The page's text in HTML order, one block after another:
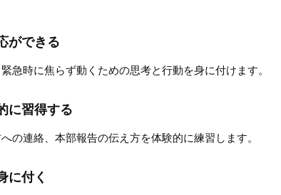
ができる
急時に焦らず動くための思考と行動を身に付けます。
に習得する
の連絡、本部報告の伝え方を体験的に練習します。
に付く